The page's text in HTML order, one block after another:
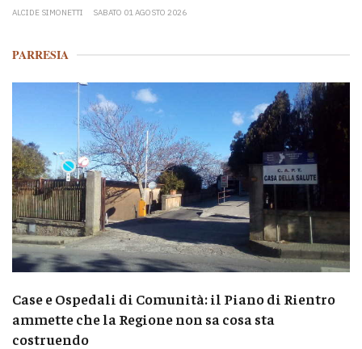
ALCIDE SIMONETTI SABATO 01 AGOSTO 2026
PARRESIA
Case e Ospedali di Comunità: il Piano di Rientro
ammette che la Regione non sa cosa sta
costruendo